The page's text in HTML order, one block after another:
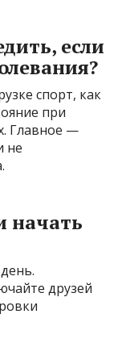
если
спорт, как
при
Главное —
не
начать
друзей